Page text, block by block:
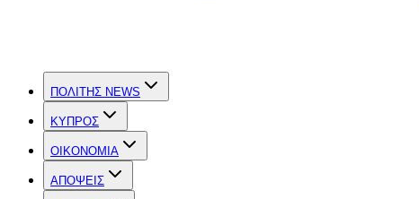
ΠΟΛΙΤΗΣ NEWS
ΚΥΠΡΟΣ
OIKONOMIA
ΑΠΟΨΕΙΣ